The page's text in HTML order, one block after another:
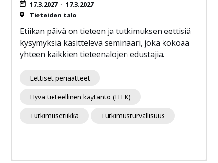
17.3.2027- 17.3.2027
Tieteiden talo
Etiikan päivä on tieteen ja tutkimuksen eettisiä
kysymyksiä käsittelevä seminaari, joka kokoaa
yhteen kaikkien tieteenalojen edustajia.
Eettiset periaatteet
Hyvä tieteellinen käytäntö (HTK)
Tutkimusetiikka Tutkimusturvallisuus